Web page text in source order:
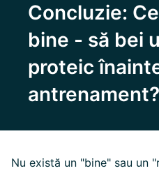
Concluzie:
bine - să bei
proteic
antrenament?
Nu există un "bine" sau un